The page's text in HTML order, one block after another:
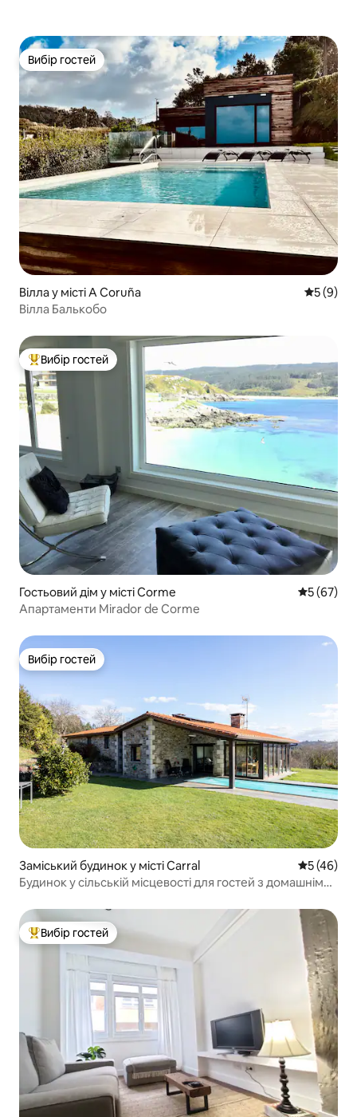
Вибір гостей
Вибір гостей
Вілла у місті A Coruña Середня
5 (9)
Вілла Балькобо
Топ вибір гостей
Вибір гостей
Гостьовий дім у місті Corme Середня
5 (67)
Апартаменти Mirador de Corme
Вибір гостей
Вибір гостей
Заміський будинок у місті Carral Середня
5 (46)
Будинок у сільській місцевості для гостей з домашніми
Топ вибір гостей
Вибір гостей